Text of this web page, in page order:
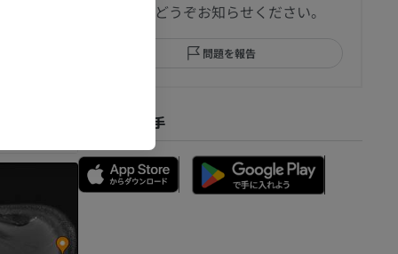
ましたらどうぞお知らせください。
問題を報告
アプリを入手